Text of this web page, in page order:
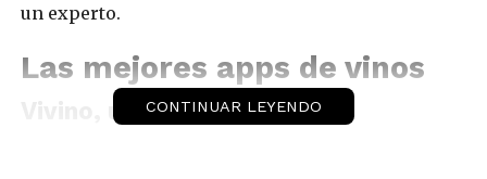
un experto.
Las mejores apps de vinos
, un gran consejero
CONTINUAR LEYENDO